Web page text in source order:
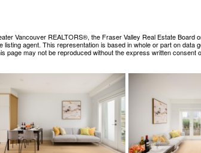
Vancouver REALTORS®, the Fraser Valley Real Estate
agent. This representation is based in whole or part on
may not be reproduced without the express written